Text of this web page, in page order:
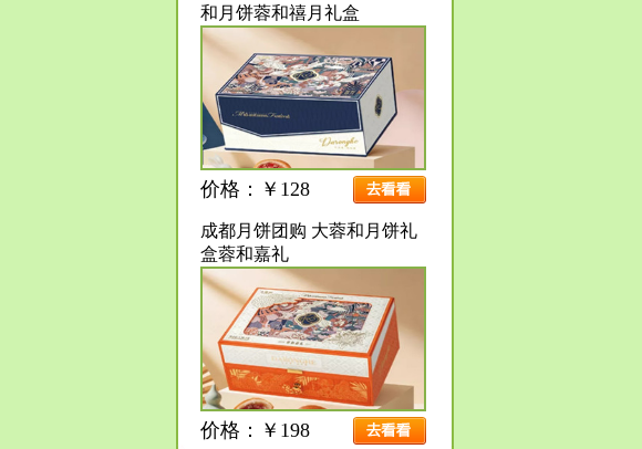
和月饼蓉和禧月礼盒
价格：￥128
成都月饼团购 大蓉和月饼礼
盒蓉和嘉礼
价格：￥198